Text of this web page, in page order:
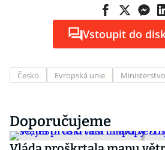
Vstoupit do
Česko Evropská unie
Doporučujeme